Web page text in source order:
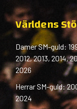
Världens
Damer SM-guld:
2012, 2013, 2014,
2026
Herrar SM-guld:
2024